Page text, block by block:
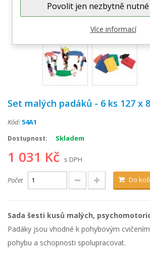
Zobrazit větší
Set malých padáků - 6 ks 127 x
Kód: 54A1
Dostupnost: Skladem
1 031 Kč s DPH
Počet Do
Sada šesti kusů malých,
Padáky jsou vhodné k pohybovým
pohybu a schopnosti spolupracovat.
Povolit jen nezbytně
Více informací